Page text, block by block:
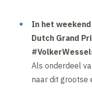
In het
Dutch Grand
Als onderdeel
naar dit grootse